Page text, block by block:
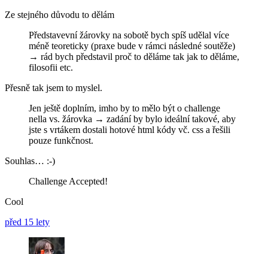
Ze stejného důvodu to dělám
Představevní žárovky na sobotě bych spíš udělal více
méně teoreticky (praxe bude v rámci následné soutěže)
→ rád bych představil proč to děláme tak jak to děláme,
filosofii etc.
Přesně tak jsem to myslel.
Jen ještě doplním, imho by to mělo být o challenge
nella vs. žárovka → zadání by bylo ideální takové, aby
jste s vrtákem dostali hotové html kódy vč. css a řešili
pouze funkčnost.
Souhlas… :-)
Challenge Accepted!
Cool
před 15 lety